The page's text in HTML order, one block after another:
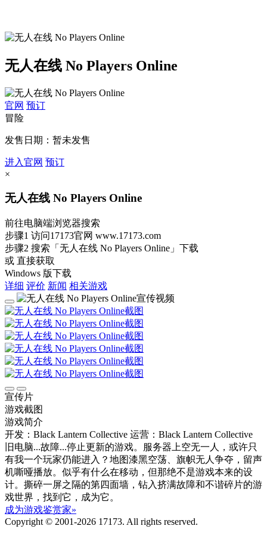
无人在线 No Players Online
官网 预订
冒险
发售日期：暂未发售
进入官网 预订
×
无人在线 No Players Online
前往电脑端浏览器搜索
步骤1 访问17173官网 www.17173.com
步骤2 搜索 「无人在线 No Players Online」 下载
或 直接获取
Windows 版下载
详细 评价 新闻 相关游戏
宣传片
游戏截图
游戏简介
开发：Black Lantern Collective 运营：Black Lantern Collective
旧电脑...故障...停止更新的游戏。服务器上空无一人，或许只
有我一个玩家仍能进入？地图漆黑空荡、旗帜无人争夺，留声
机嘶哑播放。似乎有什么在移动，但那绝不是游戏本来的设
计。撕碎一屏之隔的第四面墙，钻入挤满故障和不谐碎片的游
戏世界，找到它，成为它。
成为游戏鉴赏家»
Copyright © 2001-2026 17173. All rights reserved.